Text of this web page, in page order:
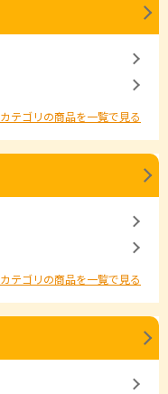
カテゴリの商品を一覧で見る
カテゴリの商品を一覧で見る